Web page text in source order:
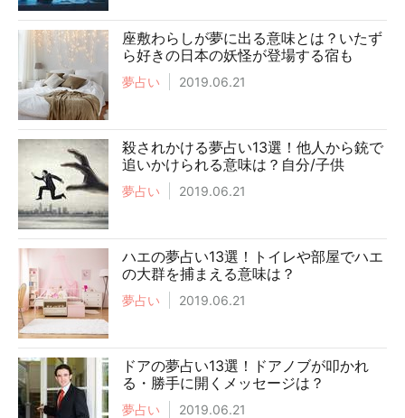
座敷わらしが夢に出る意味とは？いたず
ら好きの日本の妖怪が登場する宿も
夢占い 2019.06.21
殺されかける夢占い13選！他人から銃で
追いかけられる意味は？自分/子供
夢占い 2019.06.21
ハエの夢占い13選！トイレや部屋でハエ
の大群を捕まえる意味は？
夢占い 2019.06.21
ドアの夢占い13選！ドアノブが叩かれ
る・勝手に開くメッセージは？
夢占い 2019.06.21